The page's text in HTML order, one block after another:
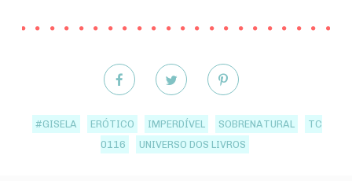
#GISELA ERÓTICO IMPERDÍVEL SOBRENATURAL
TC
0116
UNIVERSO DOS LIVROS